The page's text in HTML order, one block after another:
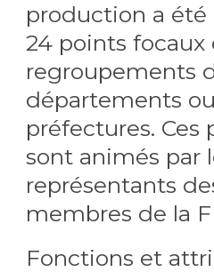
production a été
24 points focaux
regroupements
départements
préfectures. Ces
sont animés par
représentants
membres de la
Fonctions et